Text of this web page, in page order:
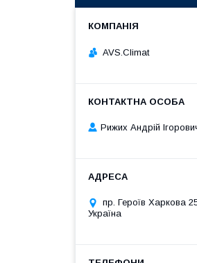
AVS.Climat
Рижих Андрій
пр. Героїв Харкова
Україна